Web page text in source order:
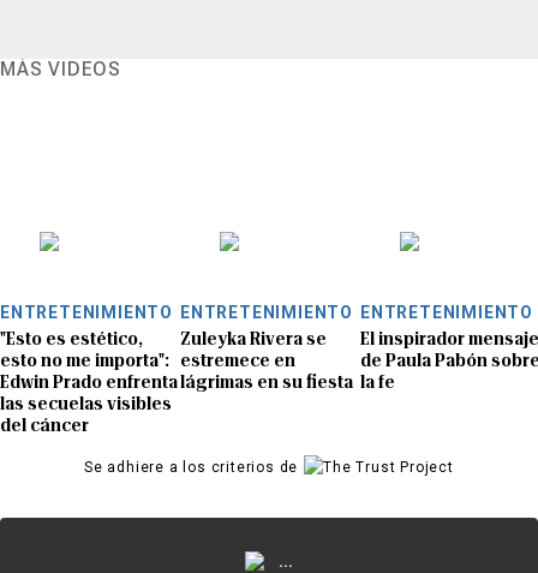
MÁS VIDEOS
ENTRETENIMIENTO
"Esto es estético,
esto no me importa":
Edwin Prado enfrenta
las secuelas visibles
del cáncer
ENTRETENIMIENTO
Zuleyka Rivera se
estremece en
lágrimas en su fiesta
ENTRETENIMIENTO
El inspirador mensaje
de Paula Pabón
la fe
Se adhiere a los criterios de
...